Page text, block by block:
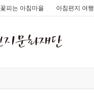
꽃피는 아침마을 아침편지 여행